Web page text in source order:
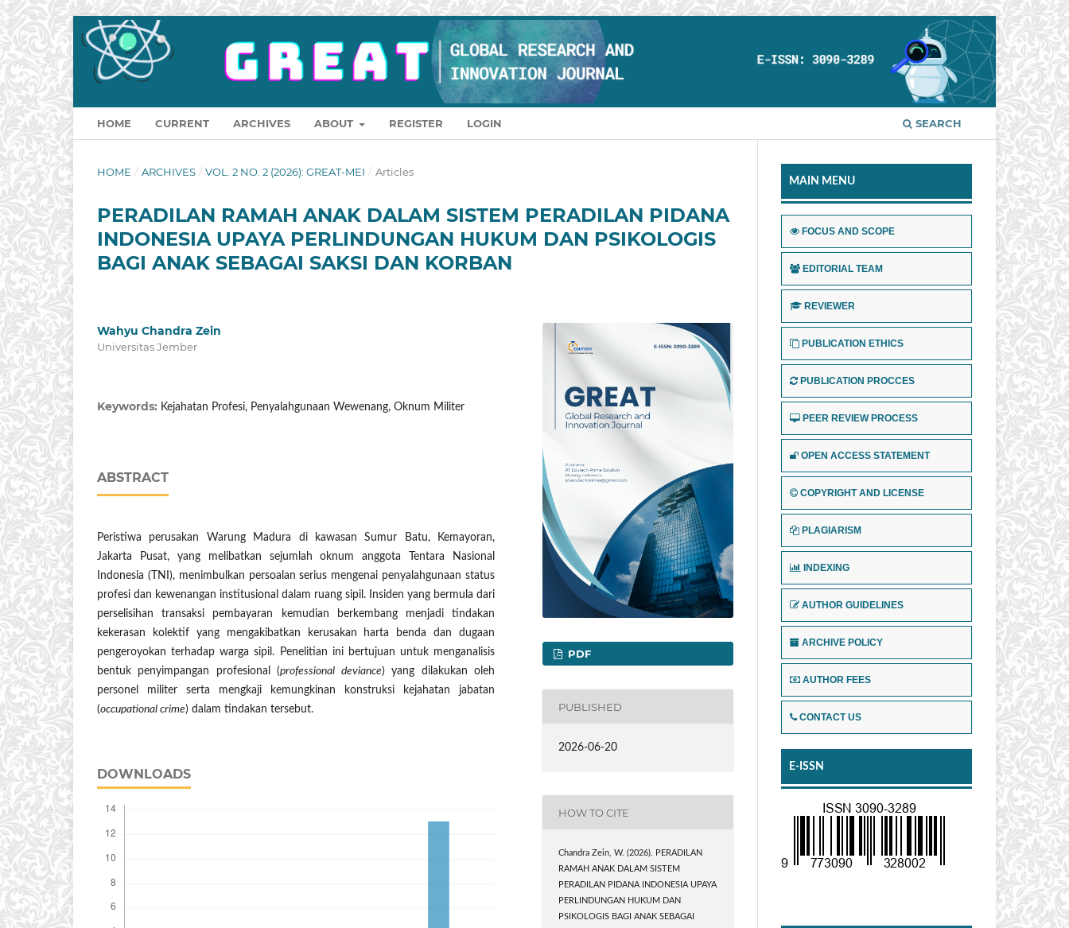
HOME CURRENT ARCHIVES ABOUT REGISTER LOGIN SEARCH
HOME / ARCHIVES / VOL. 2 NO. 2 (2026): GREAT-MEI / Articles
PERADILAN RAMAH ANAK DALAM SISTEM PERADILAN PIDANA
INDONESIA UPAYA PERLINDUNGAN HUKUM DAN PSIKOLOGIS
BAGI ANAK SEBAGAI SAKSI DAN KORBAN
Wahyu Chandra Zein
Universitas Jember
Keywords: Kejahatan Profesi, Penyalahgunaan Wewenang, Oknum Militer
ABSTRACT
Peristiwa perusakan Warung Madura di kawasan Sumur Batu, Kemayoran,
Jakarta Pusat, yang melibatkan sejumlah oknum anggota Tentara Nasional
Indonesia (TNI), menimbulkan persoalan serius mengenai penyalahgunaan status
profesi dan kewenangan institusional dalam ruang sipil. Insiden yang bermula dari
perselisihan transaksi pembayaran kemudian berkembang menjadi tindakan
kekerasan kolektif yang mengakibatkan kerusakan harta benda dan dugaan
pengeroyokan terhadap warga sipil. Penelitian ini bertujuan untuk menganalisis
bentuk penyimpangan profesional (professional deviance) yang dilakukan oleh
personel militer serta mengkaji kemungkinan konstruksi kejahatan jabatan
(occupational crime) dalam tindakan tersebut.
DOWNLOADS
PDF
PUBLISHED
2026-06-20
HOW TO CITE
Chandra Zein, W. (2026). PERADILAN
RAMAH ANAK DALAM SISTEM
PERADILAN PIDANA INDONESIA UPAYA
PERLINDUNGAN HUKUM DAN
PSIKOLOGIS BAGI ANAK SEBAGAI
MAIN MENU
FOCUS AND SCOPE
EDITORIAL TEAM
REVIEWER
PUBLICATION ETHICS
PUBLICATION PROCCES
PEER REVIEW PROCESS
OPEN ACCESS STATEMENT
COPYRIGHT AND LICENSE
PLAGIARISM
INDEXING
AUTHOR GUIDELINES
ARCHIVE POLICY
AUTHOR FEES
CONTACT US
E-ISSN